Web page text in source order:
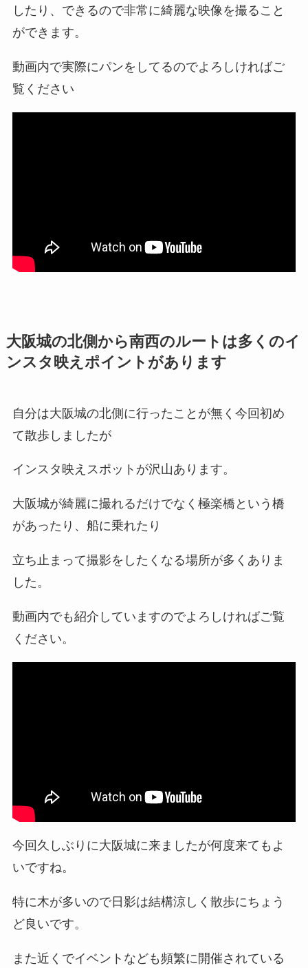
したり、できるので非常に綺麗な映像を撮ること
ができます。
動画内で実際にパンをしてるのでよろしければご
覧ください
大阪城の北側から南西のルートは多くのイ
ンスタ映えポイントがあります
自分は大阪城の北側に行ったことが無く今回初め
て散歩しましたが
インスタ映えスポットが沢山あります。
大阪城が綺麗に撮れるだけでなく極楽橋という橋
があったり、船に乗れたり
立ち止まって撮影をしたくなる場所が多くありま
した。
動画内でも紹介していますのでよろしければご覧
ください。
今回久しぶりに大阪城に来ましたが何度来てもよ
いですね。
特に木が多いので日影は結構涼しく散歩にちょう
ど良いです。
また近くでイベントなども頻繁に開催されている